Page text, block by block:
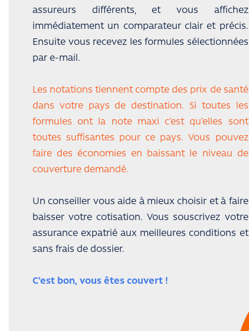
assureurs différents, et vous affichez
immédiatement un comparateur clair et précis.
Ensuite vous recevez les formules sélectionnées
par e-mail.
Les notations tiennent compte des prix de santé
dans votre pays de destination. Si toutes les
formules ont la note maxi c’est qu’elles sont
toutes suffisantes pour ce pays. Vous pouvez
faire des économies en baissant le niveau de
couverture demandé.
Un conseiller vous aide à mieux choisir et à faire
baisser votre cotisation. Vous souscrivez votre
assurance expatrié aux meilleures conditions et
sans frais de dossier.
C’est bon, vous êtes couvert !